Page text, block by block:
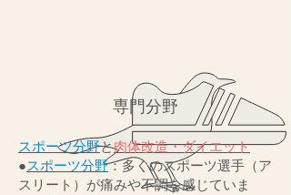
専門分野
スポーツ分野と肉体改造・ダイエット
●スポーツ分野：多くのスポーツ選手（ア
スリート）が痛みや不調を感じていま